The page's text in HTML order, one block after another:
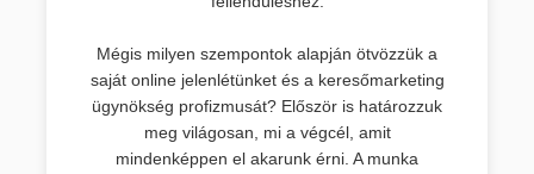
Mégis milyen szempontok alapján ötvözzük a
saját online jelenlétünket és a keresőmarketing
ügynökség profizmusát? Először is határozzuk
meg világosan, mi a végcél, amit
mindenképpen el akarunk érni. A munka